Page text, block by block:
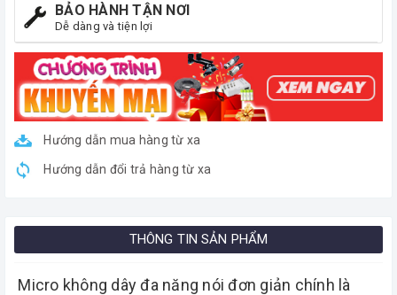
BẢO HÀNH TẬN NƠI
Dễ dàng và tiện lợi
Hướng dẫn mua hàng từ xa
Hướng dẫn đổi trả hàng từ xa
THÔNG TIN SẢN PHẨM
Micro không dây đa năng nói đơn giản chính là